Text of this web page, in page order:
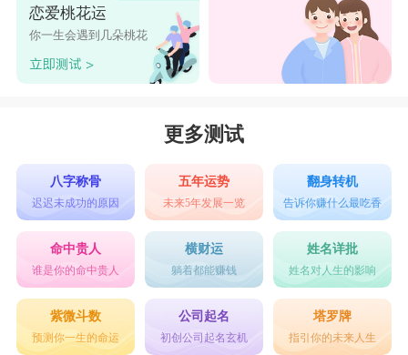
恋爱桃花运
你一生会遇到几朵桃花
更多测试
八字称骨
迟迟未成功的原因
五年运势
未来5年发展一览
翻身转机
告诉你赚什么最吃香
命中贵人
谁是你的命中贵人
横财运
躺着都能赚钱
姓名详批
姓名对人生的影响
紫微斗数
预测你一生的命运
公司起名
初创公司起名玄机
塔罗牌
指引你的未来人生